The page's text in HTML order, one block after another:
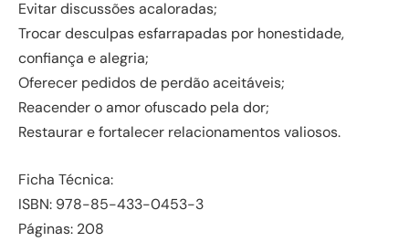
Evitar discussões acaloradas;
Trocar desculpas esfarrapadas por honestidade,
confiança e alegria;
Oferecer pedidos de perdão aceitáveis;
Reacender o amor ofuscado pela dor;
Restaurar e fortalecer relacionamentos valiosos.
Ficha Técnica:
ISBN: 978-85-433-0453-3
Páginas: 208